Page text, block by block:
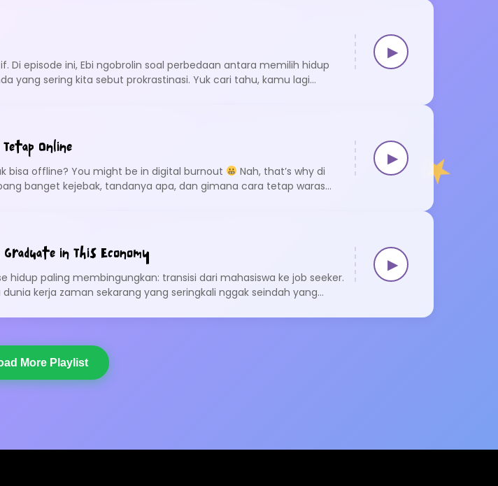
Di episode ini, Ebi ngobrolin soal perbedaan antara memilih hidup
yang sering kita sebut prokrastinasi. Yuk cari tahu, kamu lagi
▶
Online
bisa offline? You might be in digital burnout
Nah, that’s why di
banget kejebak, tandanya apa, dan gimana cara tetap waras
▶
in This Economy
hidup paling membingungkan: transisi dari mahasiswa ke job seeker.
kerja zaman sekarang yang seringkali nggak seindah yang
▶
More Playlist